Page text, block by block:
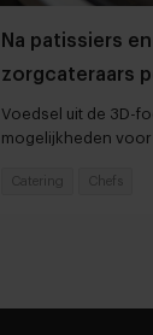
Na patissiers
zorgcateraars
Voedsel uit de 3D-
mogelijkheden voor
Catering Chefs